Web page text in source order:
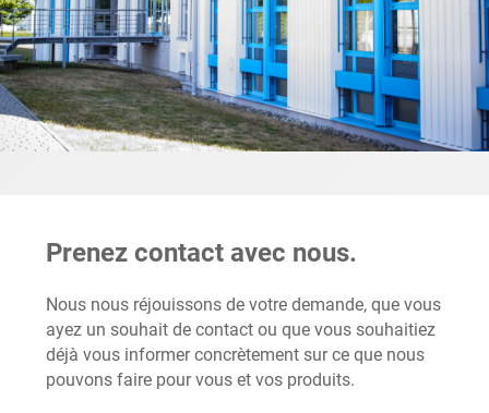
Prenez contact avec nous.
Nous nous réjouissons de votre demande, que vous
ayez un souhait de contact ou que vous souhaitiez
déjà vous informer concrètement sur ce que nous
pouvons faire pour vous et vos produits.